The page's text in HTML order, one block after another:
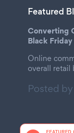
Featured
Converting
Black
Online
overall retail
Posted